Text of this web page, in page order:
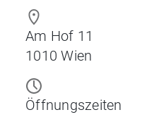
Am Hof 11
1010 Wien
Öffnungszeiten